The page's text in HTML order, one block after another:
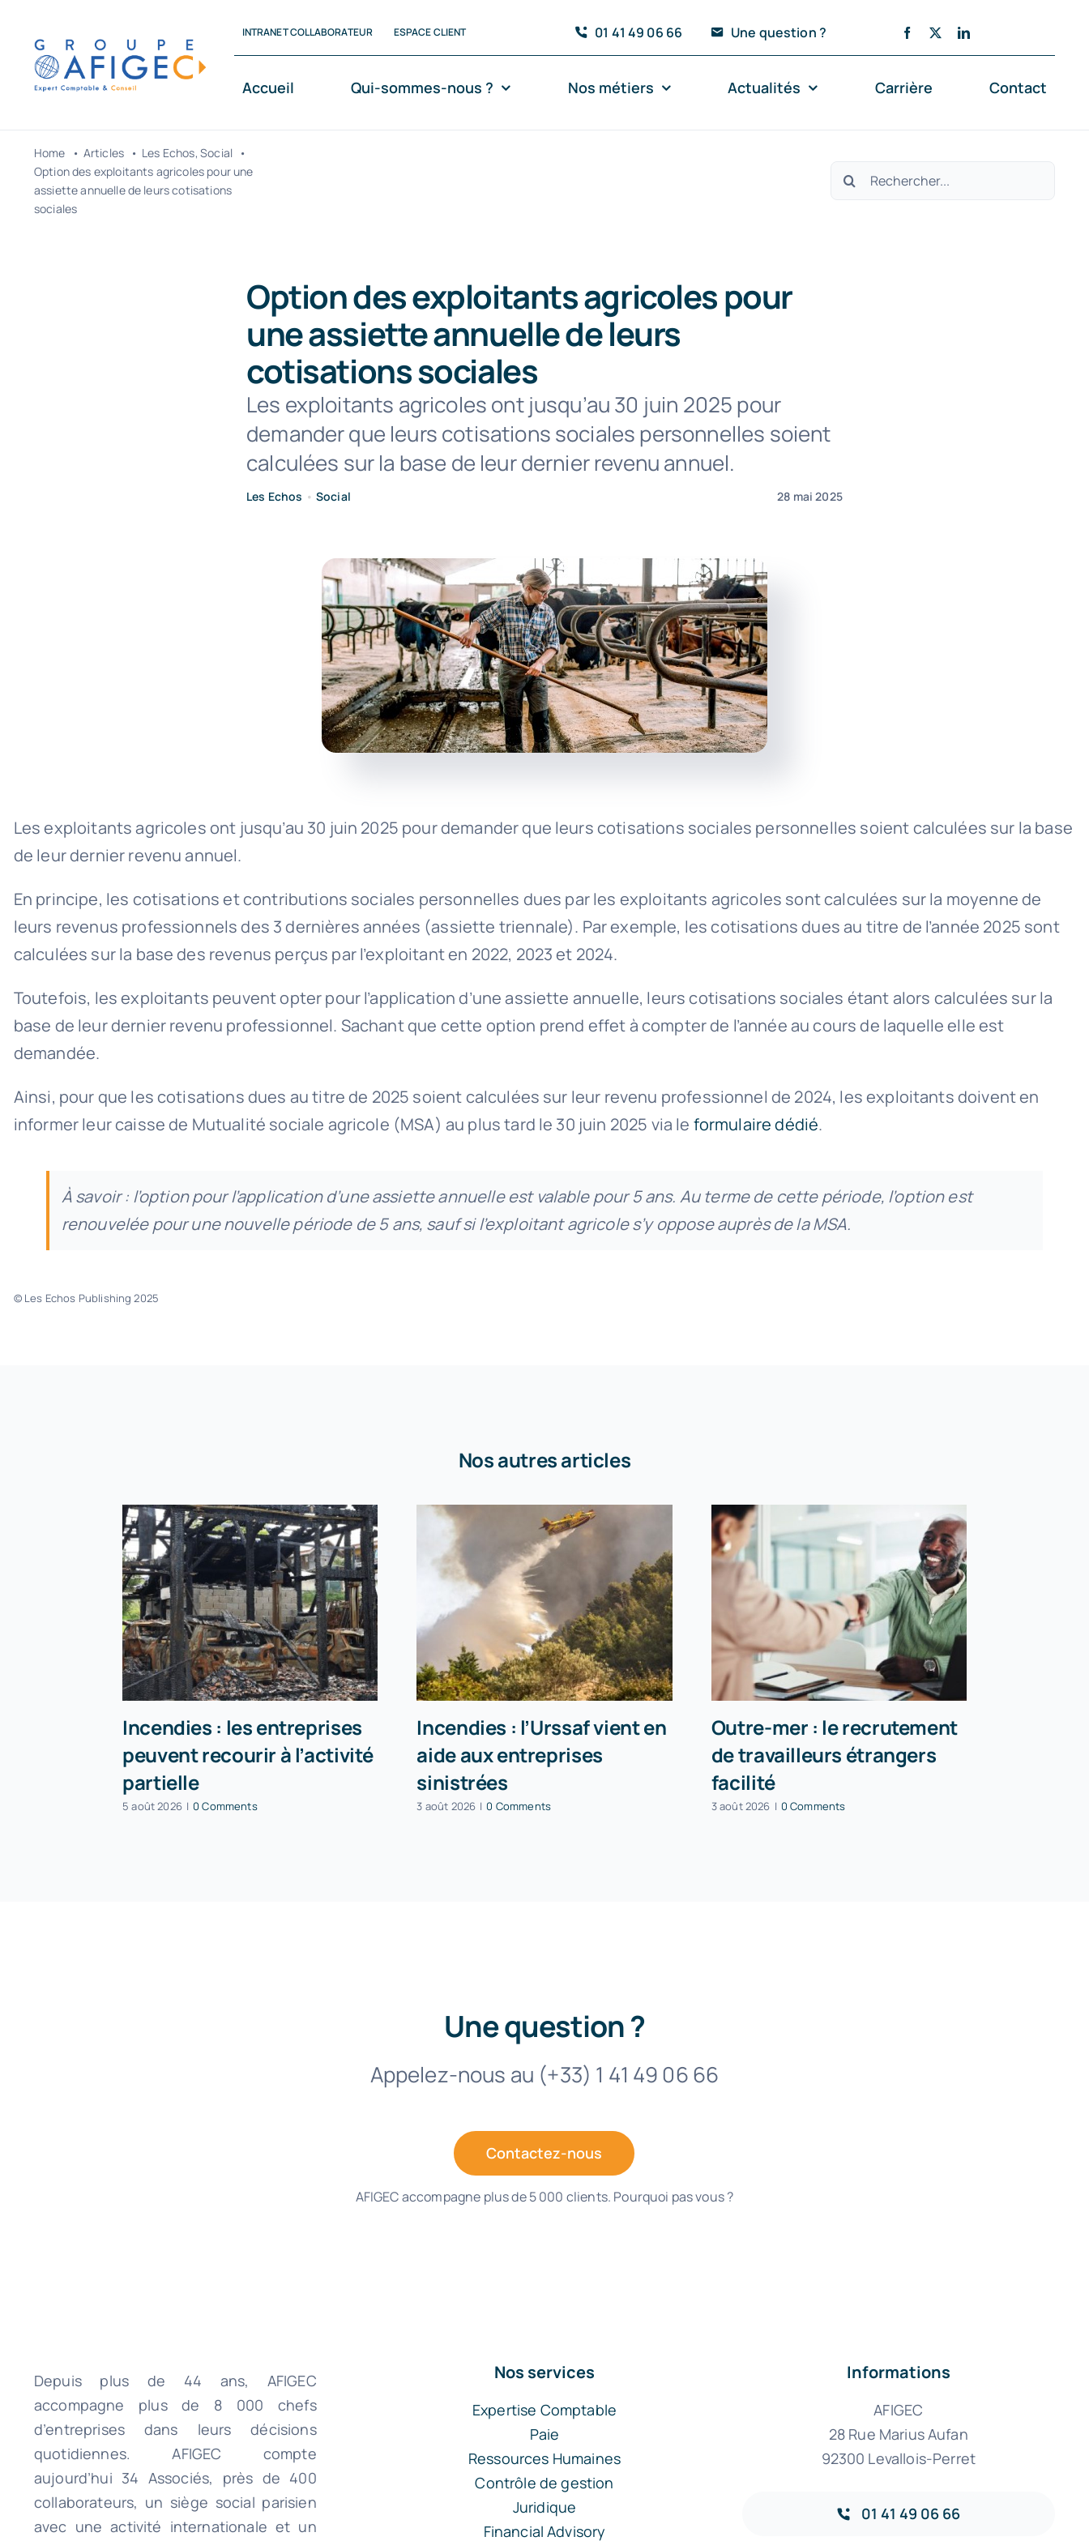
contenu
INTRANET COLLABORATEUR ESPACE CLIENT 01 41 49 06 66 Une question ?
Accueil Qui-sommes-nous ? Nos métiers Actualités Carrière Contact
Home Articles Les Echos Social
Option des exploitants agricoles pour une
assiette annuelle de leurs cotisations
sociales
Rechercher:
Option des exploitants agricoles pour
une assiette annuelle de leurs
cotisations sociales
Les exploitants agricoles ont jusqu’au 30 juin 2025 pour
demander que leurs cotisations sociales personnelles soient
calculées sur la base de leur dernier revenu annuel.
Les Echos • Social 28 mai 2025
Les exploitants agricoles ont jusqu’au 30 juin 2025 pour demander que leurs cotisations sociales personnelles soient calculées sur la base
de leur dernier revenu annuel.
En principe, les cotisations et contributions sociales personnelles dues par les exploitants agricoles sont calculées sur la moyenne de
leurs revenus professionnels des 3 dernières années (assiette triennale). Par exemple, les cotisations dues au titre de l’année 2025 sont
calculées sur la base des revenus perçus par l’exploitant en 2022, 2023 et 2024.
Toutefois, les exploitants peuvent opter pour l’application d’une assiette annuelle, leurs cotisations sociales étant alors calculées sur la
base de leur dernier revenu professionnel. Sachant que cette option prend effet à compter de l’année au cours de laquelle elle est
demandée.
Ainsi, pour que les cotisations dues au titre de 2025 soient calculées sur leur revenu professionnel de 2024, les exploitants doivent en
informer leur caisse de Mutualité sociale agricole (MSA) au plus tard le 30 juin 2025 via le formulaire dédié.
À savoir : l’option pour l’application d’une assiette annuelle est valable pour 5 ans. Au terme de cette période, l’option est
renouvelée pour une nouvelle période de 5 ans, sauf si l’exploitant agricole s’y oppose auprès de la MSA.
© Les Echos Publishing 2025
Nos autres articles
Incendies : les entreprises
peuvent recourir à l’activité
partielle
5 août 2026 | 0 Comments
Incendies : l’Urssaf vient en
aide aux entreprises
sinistrées
3 août 2026 | 0 Comments
Outre-mer : le recrutement
de travailleurs étrangers
facilité
3 août 2026 | 0 Comments
Une question ?
Appelez-nous au (+33) 1 41 49 06 66
Contactez-nous
AFIGEC accompagne plus de 5 000 clients. Pourquoi pas vous ?
Depuis plus de 44 ans, AFIGEC
accompagne plus de 8 000 chefs
d’entreprises dans leurs décisions
quotidiennes. AFIGEC compte
aujourd’hui 34 Associés, près de 400
collaborateurs, un siège social parisien
avec une activité internationale et un
Nos services
Expertise Comptable
Paie
Ressources Humaines
Contrôle de gestion
Juridique
Financial Advisory
Informations
AFIGEC
28 Rue Marius Aufan
92300 Levallois-Perret
01 41 49 06 66